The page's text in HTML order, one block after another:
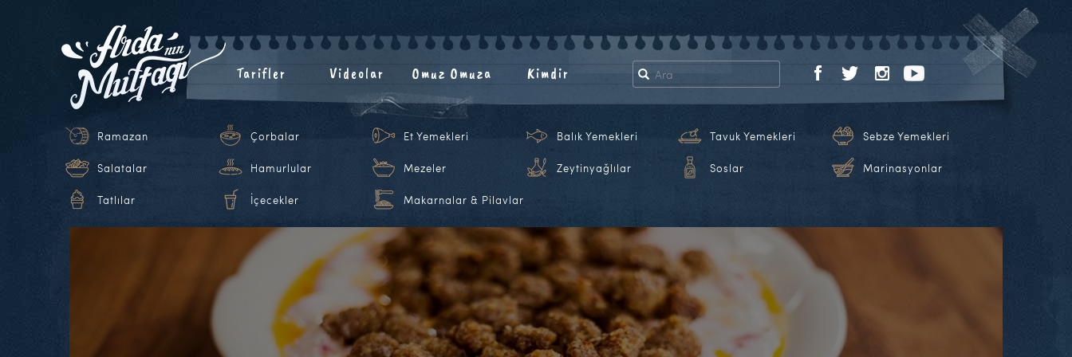
Tarifler Videolar Omuz Omuza Kimdir
Ramazan Çorbalar Et Yemekleri Balık Yemekleri Tavuk Yemekleri Sebze Yemekleri
Salatalar Hamurlular Mezeler Zeytinyağlılar Soslar Marinasyonlar
Tatlılar İçecekler Makarnalar & Pilavlar